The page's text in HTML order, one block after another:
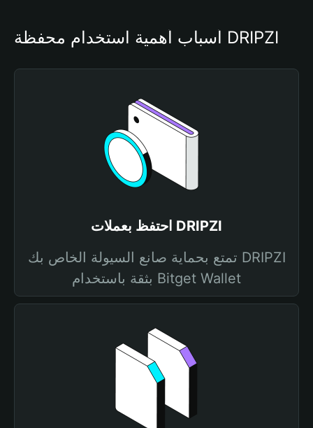
أسباب أهمية استخدام محفظة DRIPZI
احتفظ بعملات DRIPZI
تمتع بحماية صانع السيولة الخاص بك DRIPZI
بثقة باستخدام Bitget Wallet